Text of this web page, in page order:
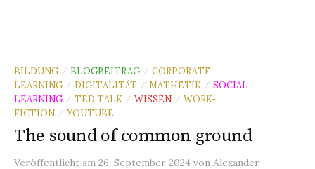
BILDUNG / BLOGBEITRAG / CORPORATE
LEARNING / DIGITALITÄT / MATHETIK / SOCIAL
LEARNING / TED TALK / WISSEN / WORK-
FICTION / YOUTUBE
The sound of common ground
Veröffentlicht am 26. September 2024 von Alexander